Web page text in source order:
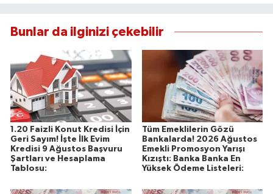
Bunlar da ilginizi çekebilir
1.20 Faizli Konut Kredisi İçin
Geri Sayım! İşte İlk Evim
Kredisi 9 Ağustos Başvuru
Şartları ve Hesaplama
Tablosu:
Tüm Emeklilerin Gözü
Bankalarda! 2026 Ağustos
Emekli Promosyon Yarışı
Kızıştı: Banka Banka En
Yüksek Ödeme Listeleri: